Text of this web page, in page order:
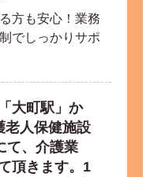
方も安心！業務
でしっかりサポ
大町駅」か
老人保健施設
て、介護業
頂きます。1